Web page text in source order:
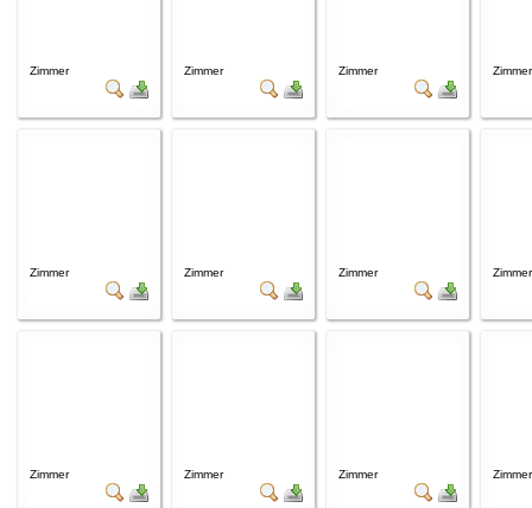
Zimmer Zimmer Zimmer Zimmer
Zimmer Zimmer Zimmer Zimmer
Zimmer Zimmer Zimmer Zimmer